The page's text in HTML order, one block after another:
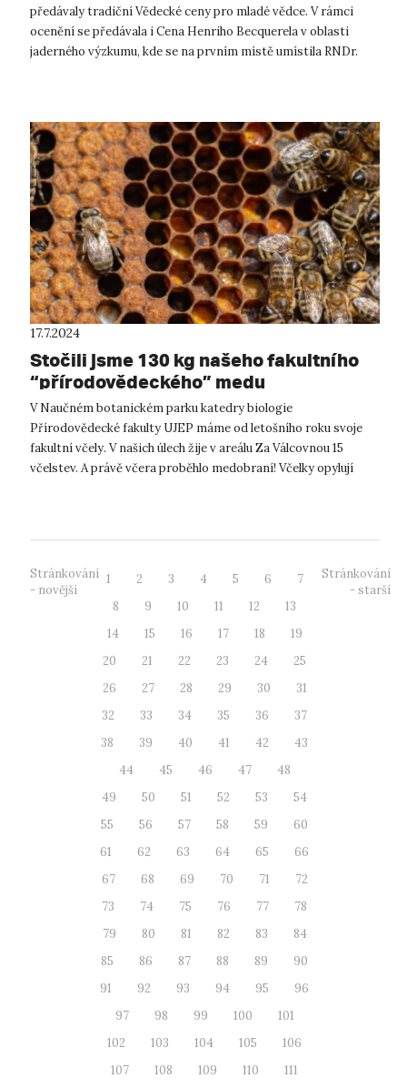
předávaly tradiční Vědecké ceny pro mladé vědce. V rámci
ocenění se předávala i Cena Henriho Becquerela v oblasti
jaderného výzkumu, kde se na prvním místě umístila RNDr.
17.7.2024
Stočili jsme 130 kg našeho fakultního
“přírodovědeckého” medu
V Naučném botanickém parku katedry biologie
Přírodovědecké fakulty UJEP máme od letošního roku svoje
fakultní včely. V našich úlech žije v areálu Za Válcovnou 15
včelstev. A právě včera proběhlo medobraní! Včelky opylují
Stránkování
- novější
1 2 3 4 5 6
7
8
9 10 11 12
13
14
15 16 17 18
19
20
21 22 23 24
25
26
27 28 29 30
31
32
33 34 35 36
37
38
39 40 41 42
43
44
45 46 47
48
49
50 51 52 53
54
55
56 57 58 59
60
61
62 63 64 65
66
67
68 69 70 71
72
73
74 75 76 77
78
79
80 81 82 83
84
85
86 87 88 89
90
91
92 93 94 95
96
97
98 99 100
101
102
103 104 105
106
107
108 109 110
111
Stránkování
- starší